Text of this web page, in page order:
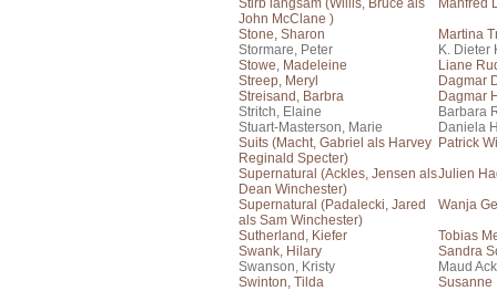
Stirb langsam (Willis, Bruce als
John McClane )
Manfred
Stone, Sharon
Martina
Stormare, Peter
K. Dieter
Stowe, Madeleine
Liane
Streep, Meryl
Dagmar
Streisand, Barbra
Dagmar
Stritch, Elaine
Barbara
Stuart-Masterson, Marie
Daniela
Suits (Macht, Gabriel als Harvey
Reginald Specter)
Patrick
Supernatural (Ackles, Jensen als
Dean Winchester)
Julien
Supernatural (Padalecki, Jared
als Sam Winchester)
Wanja
Sutherland, Kiefer
Tobias
Swank, Hilary
Sandra
Swanson, Kristy
Maud
Swinton, Tilda
Susanne